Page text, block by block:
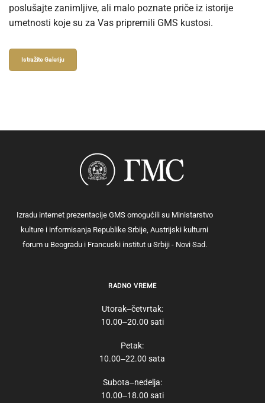
poslušajte zanimljive, ali malo poznate priče iz istorije
umetnosti koje su za Vas pripremili GMS kustosi.
Istražite Galeriju
Izradu internet prezentacije GMS omogućili su Ministarstvo
kulture i informisanja Republike Srbije, Austrijski kulturni
forum u Beogradu i Francuski institut u Srbiji - Novi Sad.
RADNO VREME
Utorak‒četvrtak:
10.00‒20.00 sati
Petak:
10.00‒22.00 sata
Subota‒nedelja:
10.00‒18.00 sati